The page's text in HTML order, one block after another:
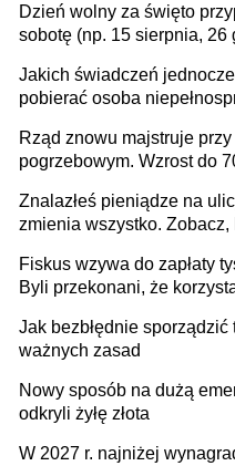
Dzień wolny za święto
sobotę (np. 15 sierpnia, 26
pracodawcy (sektor
publiczna), najczęstsze
Jakich świadczeń
pobierać osoba
Rząd znowu majstruje przy
pogrzebowym. Wzrost do
Znalazłeś pieniądze na
zmienia wszystko.
Fiskus wzywa do zapłaty
Byli przekonani, że
Jak bezbłędnie sporządzić
ważnych zasad
Nowy sposób na dużą
odkryli żyłę złota
W 2027 r. najniżej